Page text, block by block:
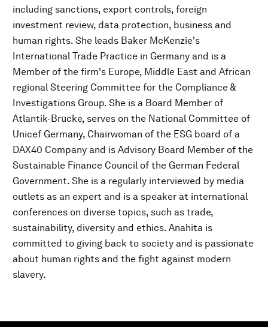
including sanctions, export controls, foreign
investment review, data protection, business and
human rights. She leads Baker McKenzie's
International Trade Practice in Germany and is a
Member of the firm's Europe, Middle East and African
regional Steering Committee for the Compliance &
Investigations Group. She is a Board Member of
Atlantik-Brücke, serves on the National Committee of
Unicef Germany, Chairwoman of the ESG board of a
DAX40 Company and is Advisory Board Member of the
Sustainable Finance Council of the German Federal
Government. She is a regularly interviewed by media
outlets as an expert and is a speaker at international
conferences on diverse topics, such as trade,
sustainability, diversity and ethics. Anahita is
committed to giving back to society and is passionate
about human rights and the fight against modern
slavery.